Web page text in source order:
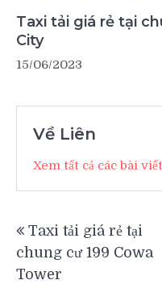
Taxi tải giá rẻ tại
City
15/06/2023
Về Liên
Xem tất cả các bài
hướng
bài
Taxi tải giá rẻ tại
chung cư 199 Cowa
Tower